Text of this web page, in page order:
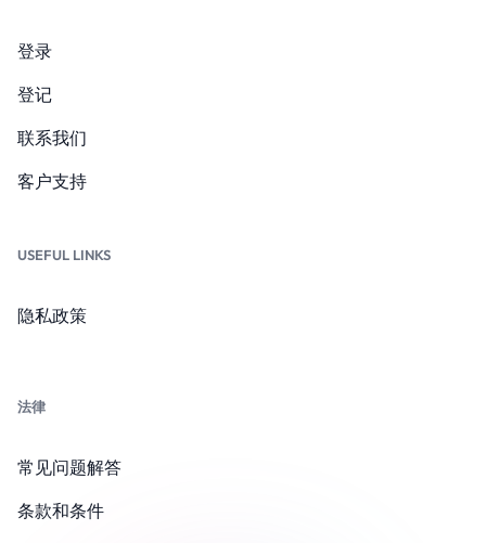
登录
登记
联系我们
客户支持
USEFUL LINKS
隐私政策
法律
常见问题解答
条款和条件